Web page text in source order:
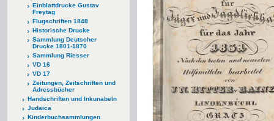
Einblattdrucke Gustav
Freytag
Flugschriften 1848
Historische Drucke
Sammlung Deutscher
Drucke 1801-1870
Sammlung Riesser
VD 16
VD 17
Zeitungen, Zeitschriften und
Adressbücher
Handschriften und Inkunabeln
Judaica
Kinderbuchsammlungen